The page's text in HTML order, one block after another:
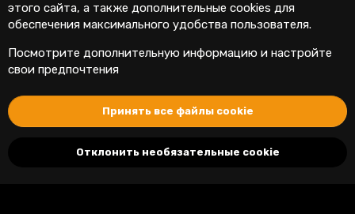
этого сайта, а также дополнительные cookies для
обеспечения максимального удобства пользователя.
Посмотрите дополнительную информацию и настройте
свои предпочтения
Принять все файлы cookie
Отклонить необязательные cookie